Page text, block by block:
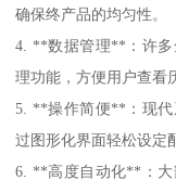
确保终产品的均匀性。
4. **数据管理**：许多
理功能，方便用户查看
5. **操作简便**：现代
过图形化界面轻松设定
6. **高度自动化**：大